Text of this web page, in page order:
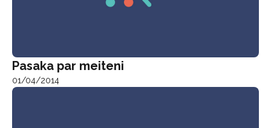
Pasaka par meiteni
01/04/2014